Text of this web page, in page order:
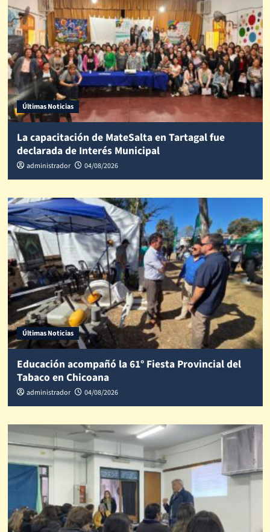
Últimas Noticias
La capacitación de MateSalta en Tartagal fue
declarada de Interés Municipal
administrador 04/08/2026
Últimas Noticias
Educación acompañó la 61° Fiesta Provincial del
Tabaco en Chicoana
administrador 04/08/2026